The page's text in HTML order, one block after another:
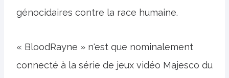
génocidaires contre la race humaine.
« BloodRayne » n'est que nominalement
connecté à la série de jeux vidéo Majesco du